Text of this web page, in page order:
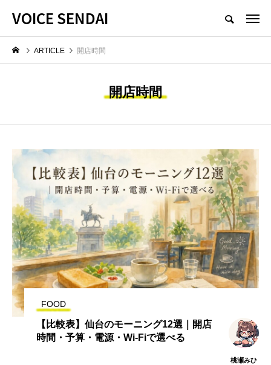
VOICE SENDAI
ARTICLE 開店時間
開店時間
FOOD
【比較表】仙台のモーニング12選｜開店
時間・予算・電源・Wi-Fiで選べる
桃瀬みひ